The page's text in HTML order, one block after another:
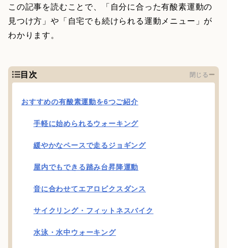
この記事を読むことで、「自分に合った有酸素運動の
見つけ方」や「自宅でも続けられる運動メニュー」が
わかります。
目次 閉じる
おすすめの有酸素運動を6つご紹介
手軽に始められるウォーキング
緩やかなペースで走るジョギング
屋内でもできる踏み台昇降運動
音に合わせてエアロビクスダンス
サイクリング・フィットネスバイク
水泳・水中ウォーキング